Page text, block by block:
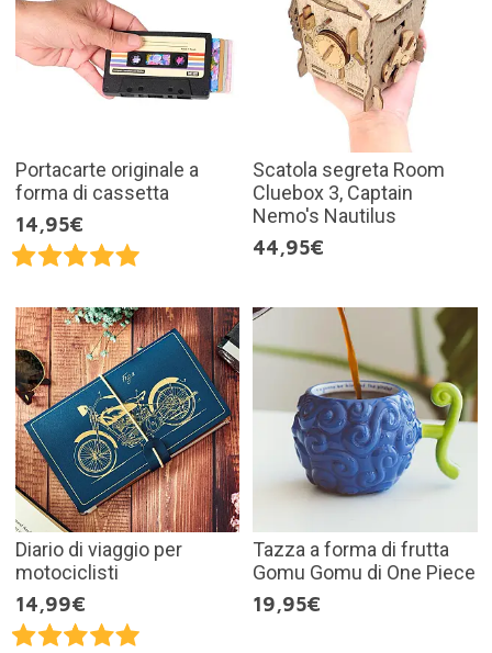
Portacarte originale a
forma di cassetta
14,95€
Scatola segreta Room
Cluebox 3, Captain
Nemo's Nautilus
44,95€
Diario di viaggio per
motociclisti
14,99€
Tazza a forma di frutta
Gomu Gomu di One Piece
19,95€